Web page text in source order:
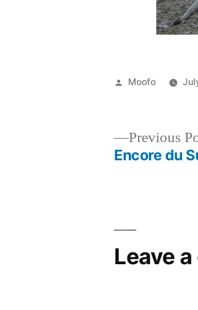
Posted
Moofo
Previous
Encore du
Leave